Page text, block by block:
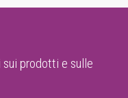
prodotti e sulle